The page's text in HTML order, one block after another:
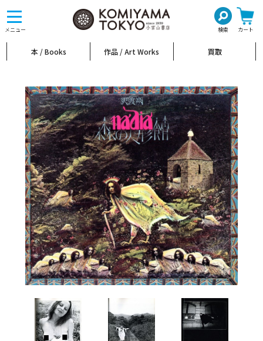
メニュー 検索 カート
toggle
navigation
本 / Books 作品 / Art Works 買取